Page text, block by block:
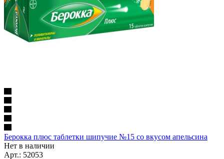
Берокка плюс таблетки шипучие №15 со вкусом апельсина
Нет в наличии
Арт.: 52053